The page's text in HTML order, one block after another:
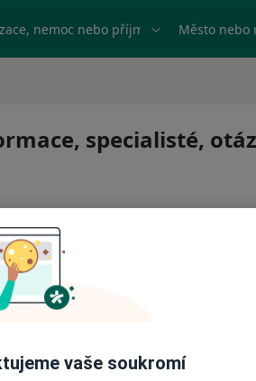
nemoc nebo příjmení Město
specialisté,
zahájení nebo pokračování
vaše soukromí